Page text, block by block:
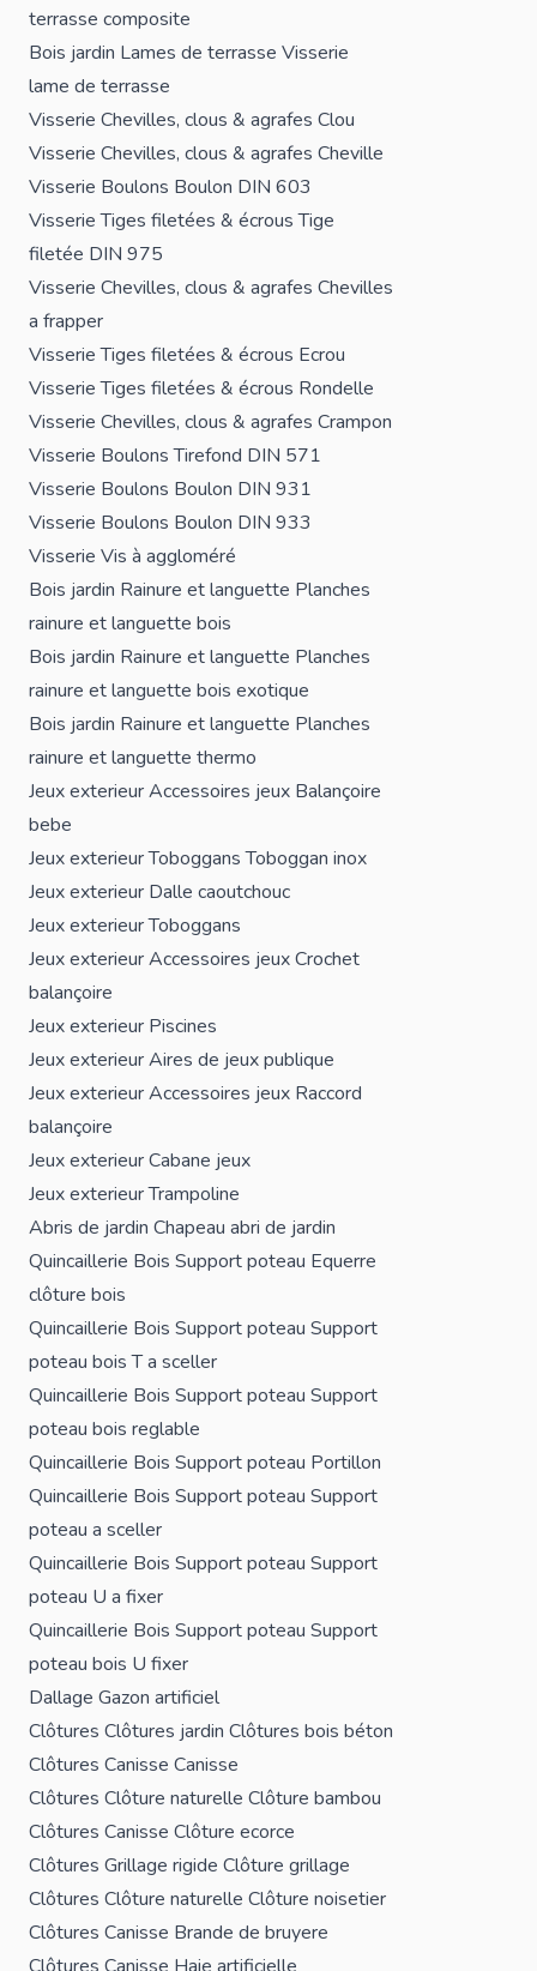
terrasse composite
Bois jardin Lames de terrasse Visserie
lame de terrasse
Visserie Chevilles, clous & agrafes Clou
Visserie Chevilles, clous & agrafes Cheville
Visserie Boulons Boulon DIN 603
Visserie Tiges filetées & écrous Tige
filetée DIN 975
Visserie Chevilles, clous & agrafes Chevilles
a frapper
Visserie Tiges filetées & écrous Ecrou
Visserie Tiges filetées & écrous Rondelle
Visserie Chevilles, clous & agrafes Crampon
Visserie Boulons Tirefond DIN 571
Visserie Boulons Boulon DIN 931
Visserie Boulons Boulon DIN 933
Visserie Vis à aggloméré
Bois jardin Rainure et languette Planches
rainure et languette bois
Bois jardin Rainure et languette Planches
rainure et languette bois exotique
Bois jardin Rainure et languette Planches
rainure et languette thermo
Jeux exterieurAccessoires jeux Balançoire
bebe
Jeux exterieurToboggans Toboggan inox
Jeux exterieur Dalle caoutchouc
Jeux exterieurToboggans
Jeux exterieurAccessoires jeuxCrochet
balançoire
Jeux exterieur Piscines
Jeux exterieurAires de jeux publique
Jeux exterieurAccessoires jeux Raccord
balançoire
Jeux exterieurCabane jeux
Jeux exterieurTrampoline
Abris de jardin Chapeau abri de jardin
Quincaillerie Bois Support poteau Equerre
clôture bois
Quincaillerie Bois Support poteau Support
poteau bois T a sceller
Quincaillerie Bois Support poteau Support
poteau bois reglable
Quincaillerie Bois Support poteau Portillon
Quincaillerie Bois Support poteau Support
poteau a sceller
Quincaillerie Bois Support poteau Support
poteau U a fixer
Quincaillerie Bois Support poteau Support
poteau bois U fixer
Dallage Gazon artificiel
Clôtures Clôtures jardin Clôtures bois béton
Clôtures Canisse Canisse
Clôtures Clôture naturelle Clôture bambou
Clôtures Canisse Clôture ecorce
Clôtures Grillage rigide Clôture grillage
Clôtures Clôture naturelle Clôture noisetier
Clôtures Canisse Brande de bruyere